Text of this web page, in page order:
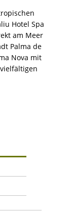
Hotel Spa
am Meer
Palma de
Nova mit